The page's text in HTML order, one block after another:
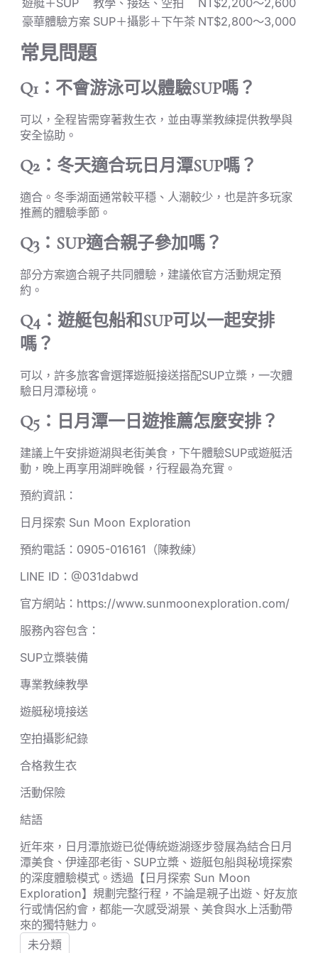
遊艇＋SUP 教學、接送、空拍
NT$2,200～2,600
豪華體驗方案 SUP＋攝影＋下午茶 NT$2,800～3,000
常見問題
Q1：不會游泳可以體驗SUP嗎？
可以，全程皆需穿著救生衣，並由專業教練提供教學與
安全協助。
Q2：冬天適合玩日月潭SUP嗎？
適合。冬季湖面通常較平穩、人潮較少，也是許多玩家
推薦的體驗季節。
Q3：SUP適合親子參加嗎？
部分方案適合親子共同體驗，建議依官方活動規定預
約。
Q4：遊艇包船和SUP可以一起安排
嗎？
可以，許多旅客會選擇遊艇接送搭配SUP立槳，一次體
驗日月潭秘境。
Q5：日月潭一日遊推薦怎麼安排？
建議上午安排遊湖與老街美食，下午體驗SUP或遊艇活
動，晚上再享用湖畔晚餐，行程最為充實。
預約資訊：
日月探索 Sun Moon Exploration
預約電話：0905-016161（陳教練）
LINE ID：@031dabwd
官方網站：https://www.sunmoonexploration.com/
服務內容包含：
SUP立槳裝備
專業教練教學
遊艇秘境接送
空拍攝影紀錄
合格救生衣
活動保險
結語
近年來，日月潭旅遊已從傳統遊湖逐步發展為結合日月
潭美食、伊達邵老街、SUP立槳、遊艇包船與秘境探索
的深度體驗模式。透過【日月探索 Sun Moon
Exploration】規劃完整行程，不論是親子出遊、好友旅
行或情侶約會，都能一次感受湖景、美食與水上活動帶
來的獨特魅力。
未分類